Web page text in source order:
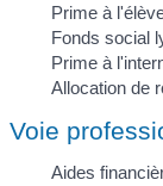
Prime à
Fonds social
Prime à
Allocation de
Voie
Aides